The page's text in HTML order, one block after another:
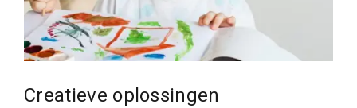
Creatieve oplossingen